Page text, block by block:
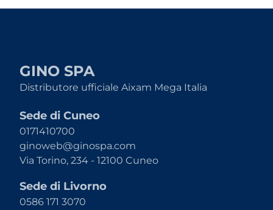
GINO SPA
Distributore ufficiale Aixam Mega Italia
Sede di Cuneo
0171410700
ginoweb@ginospa.com
Via Torino, 234 - 12100 Cuneo
Sede di Livorno
0586 171 3070